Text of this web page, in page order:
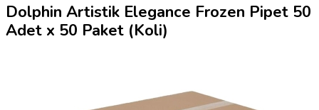
Dolphin Artistik Elegance Frozen Pipet 50
Adet x 50 Paket (Koli)